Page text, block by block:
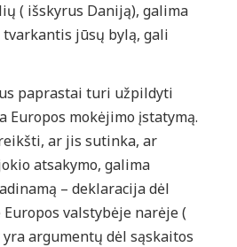
( išskyrus Daniją), galima
tvarkantis jūsų bylą, gali
paprastai turi užpildyti
mokėjimo įstatymą.
ar jis sutinka, ar
atsakymo, galima
– deklaracija dėl
valstybėje narėje (
argumentų dėl sąskaitos